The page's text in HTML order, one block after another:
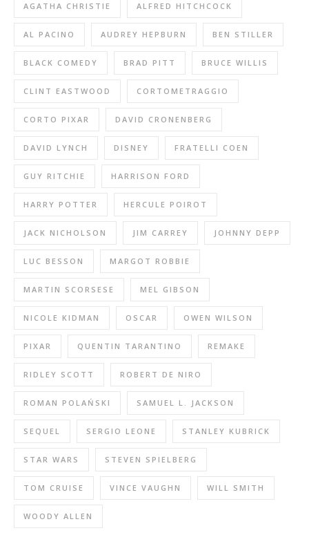
AGATHA CHRISTIE ALFRED HITCHCOCK
AL PACINO AUDREY HEPBURN BEN STILLER
BLACK COMEDY BRAD PITT BRUCE WILLIS
CLINT EASTWOOD CORTOMETRAGGIO
CORTO PIXAR DAVID CRONENBERG
DAVID LYNCH DISNEY FRATELLI COEN
GUY RITCHIE HARRISON FORD
HARRY POTTER HERCULE POIROT
JACK NICHOLSON JIM CARREY JOHNNY DEPP
LUC BESSON MARGOT ROBBIE
MARTIN SCORSESE MEL GIBSON
NICOLE KIDMAN OSCAR OWEN WILSON
PIXAR QUENTIN TARANTINO REMAKE
RIDLEY SCOTT ROBERT DE NIRO
ROMAN POLAŃSKI SAMUEL L. JACKSON
SEQUEL SERGIO LEONE STANLEY KUBRICK
STAR WARS STEVEN SPIELBERG
TOM CRUISE VINCE VAUGHN WILL SMITH
WOODY ALLEN